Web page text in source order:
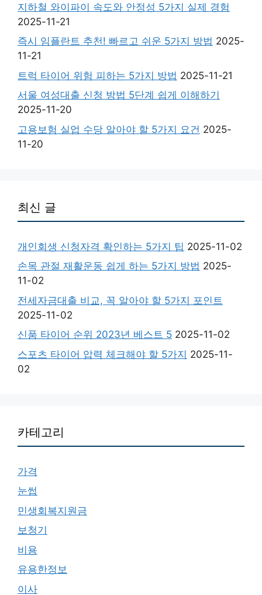
지하철 와이파이 속도와 안정성 5가지 실제 경험
2025-11-21
즉시 임플란트 추천! 빠르고 쉬운 5가지 방법 2025-
11-21
트럭 타이어 위험 피하는 5가지 방법 2025-11-21
서울 여성대출 신청 방법 5단계 쉽게 이해하기
2025-11-20
고용보험 실업 수당 알아야 할 5가지 요건 2025-
11-20
최신 글
개인회생 신청자격 확인하는 5가지 팁 2025-11-02
손목 관절 재활운동 쉽게 하는 5가지 방법 2025-
11-02
전세자금대출 비교, 꼭 알아야 할 5가지 포인트
2025-11-02
신품 타이어 순위 2023년 베스트 5 2025-11-02
스포츠 타이어 압력 체크해야 할 5가지 2025-11-
02
카테고리
가격
눈썹
민생회복지원금
보청기
비용
유용한정보
이사